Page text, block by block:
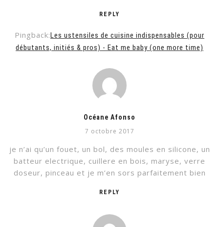
REPLY
Pingback:Les ustensiles de cuisine indispensables (pour
débutants, initiés & pros) - Eat me baby (one more time)
Océane Afonso
7 octobre 2017
REPLY
je n’ai qu’un fouet, un bol, des moules en silicone, un
batteur electrique, cuillere en bois, maryse, verre
doseur, pinceau et je m’en sors parfaitement bien